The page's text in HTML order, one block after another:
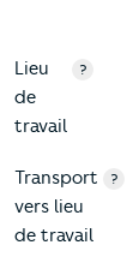
Lieu
de
travail
?
Transport
vers lieu
de travail
?